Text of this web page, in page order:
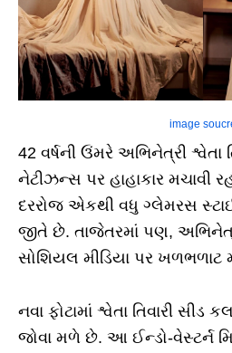
image
42 વર્ષની ઉંમરે અભિનેત્રી શ્વેતા
નેટીઝન્સ પર હાહાકાર મચાવી
દરરોજ એકથી વધુ ગ્લેમરસ
જીતે છે. તાજેતરમાં પણ,
સોશિયલ મીડિયા પર ખળભળાટ
નવા ફોટામાં શ્વેતા તિવારી સીડ
જોવા મળે છે. આ ઈન્ડો-વેસ્ટર્ન